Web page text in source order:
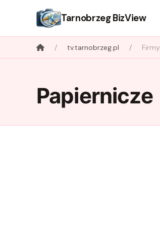
Tarnobrzeg BizView
tv.tarnobrzeg.pl Firmy
Papiernicze